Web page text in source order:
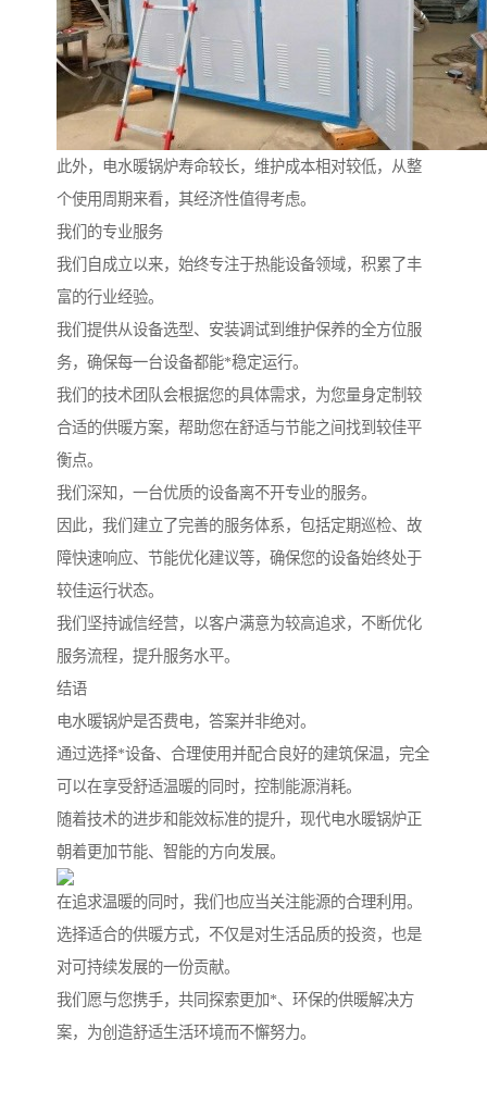
此外，电水暖锅炉寿命较长，维护成本相对较低，从整
个使用周期来看，其经济性值得考虑。
我们的专业服务
我们自成立以来，始终专注于热能设备领域，积累了丰
富的行业经验。
我们提供从设备选型、安装调试到维护保养的全方位服
务，确保每一台设备都能*稳定运行。
我们的技术团队会根据您的具体需求，为您量身定制较
合适的供暖方案，帮助您在舒适与节能之间找到较佳平
衡点。
我们深知，一台优质的设备离不开专业的服务。
因此，我们建立了完善的服务体系，包括定期巡检、故
障快速响应、节能优化建议等，确保您的设备始终处于
较佳运行状态。
我们坚持诚信经营，以客户满意为较高追求，不断优化
服务流程，提升服务水平。
结语
电水暖锅炉是否费电，答案并非绝对。
通过选择*设备、合理使用并配合良好的建筑保温，完全
可以在享受舒适温暖的同时，控制能源消耗。
随着技术的进步和能效标准的提升，现代电水暖锅炉正
朝着更加节能、智能的方向发展。
在追求温暖的同时，我们也应当关注能源的合理利用。
选择适合的供暖方式，不仅是对生活品质的投资，也是
对可持续发展的一份贡献。
我们愿与您携手，共同探索更加*、环保的供暖解决方
案，为创造舒适生活环境而不懈努力。